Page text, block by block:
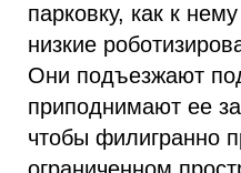
парковку, как к
низкие
Они подъезжают
приподнимают ее
чтобы филигранно